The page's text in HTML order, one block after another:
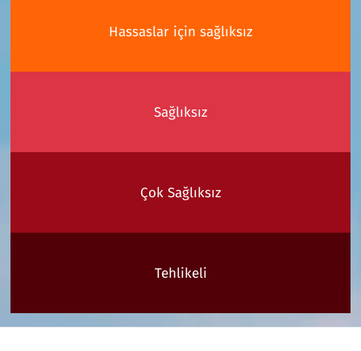
Hassaslar için sağlıksız
Sağlıksız
Çok Sağlıksız
Tehlikeli